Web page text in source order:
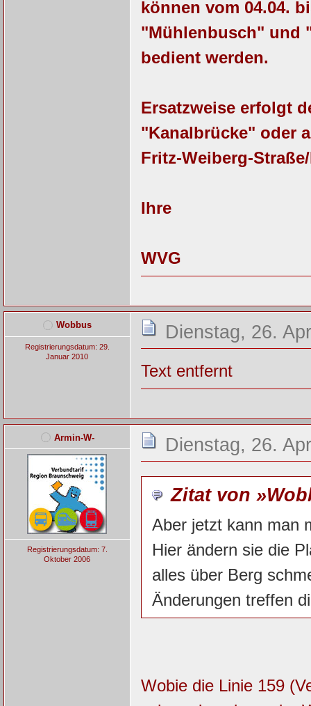
können vom 04.04.
"Mühlenbusch" und
bedient werden.
Ersatzweise erfolgt
"Kanalbrücke" oder
Fritz-Weiberg-
Ihre
WVG
Wobbus
Registrierungsdatum: 29.
Januar 2010
Dienstag, 26.
Text entfernt
Armin-W-
Registrierungsdatum: 7.
Oktober 2006
Dienstag, 26.
Zitat von
Aber jetzt kann man
Hier ändern sie die
alles über Berg
Änderungen treffen
Wobie die Linie 159